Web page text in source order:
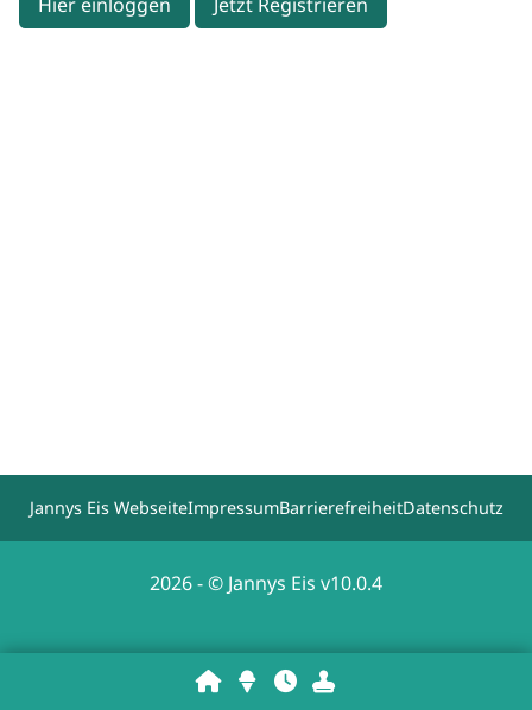
Registrieren
Jannys Eis WebseiteImpressumBarrierefreiheitDatenschutz
2026 - © Jannys Eis v10.0.4